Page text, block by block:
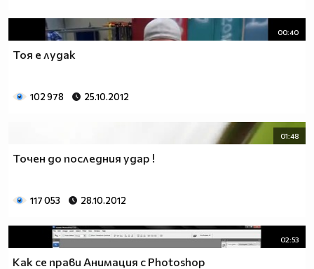
00:40
Тоя е лудак
102 978 25.10.2012
01:48
Точен до последния удар !
117 053 28.10.2012
02:53
Как се прави Анимация с Photoshop